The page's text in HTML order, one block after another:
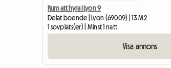
Rum att hyra i Lyon 9
Delat boende | Lyon (69009) | 13 M2
1 sovplats(er) | Minst 1 natt
Visa annons